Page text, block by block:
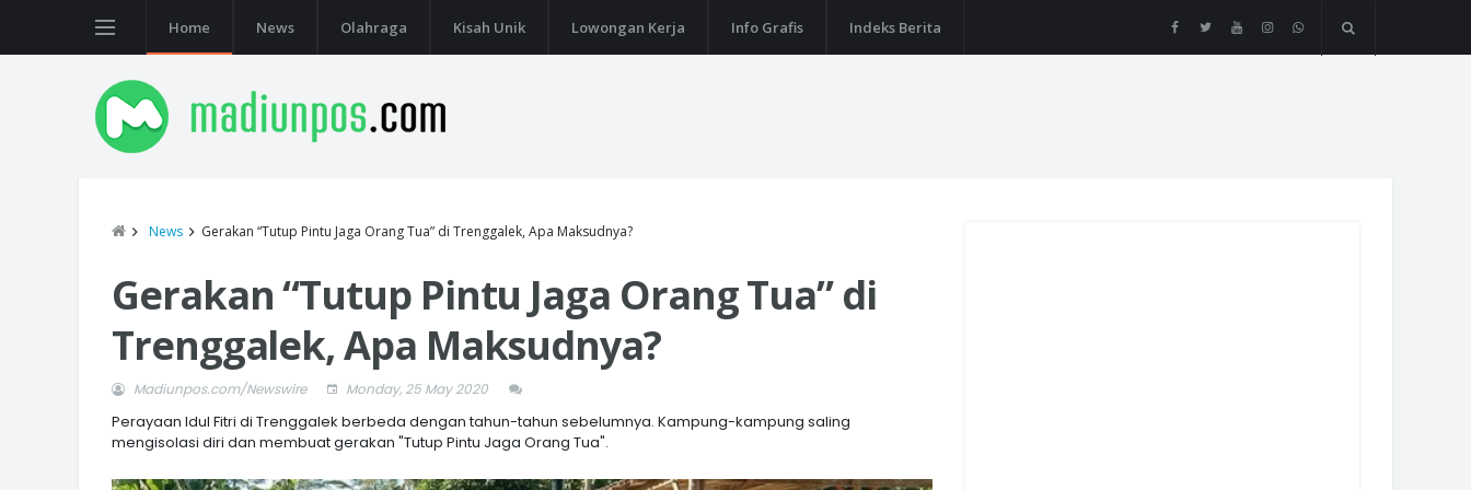
Home News Olahraga Kisah Unik Lowongan Kerja Info Grafis Indeks Berita
News Gerakan “Tutup Pintu Jaga Orang Tua” di Trenggalek, Apa Maksudnya?
Gerakan “Tutup Pintu Jaga Orang Tua” di
Trenggalek, Apa Maksudnya?
Madiunpos.com/Newswire Monday, 25 May 2020
Perayaan Idul Fitri di Trenggalek berbeda dengan tahun-tahun sebelumnya. Kampung-kampung saling
mengisolasi diri dan membuat gerakan "Tutup Pintu Jaga Orang Tua".